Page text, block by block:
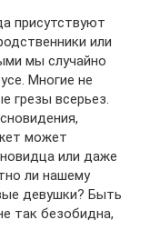
присутствуют
или
мы случайно
Многие не
грезы всерьез.
может
или даже
ли нашему
девушки? Быть
так безобидна,